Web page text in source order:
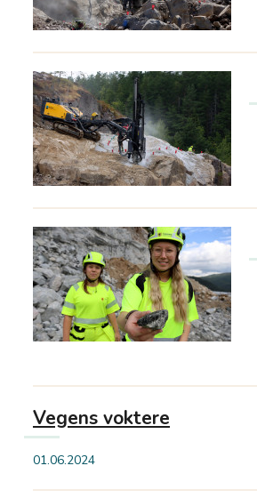
Vegens voktere
01.06.2024